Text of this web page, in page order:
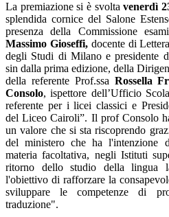
La premiazione si è svoltavenerdì
splendida cornice del Salone
presenza della Commissione
Massimo Gioseffi, docente di
degli Studi di Milano e presidente
sin dalla prima edizione, della
della referente Prof.ssa Rossella
Consolo, ispettore dell’Ufficio
referente per i licei classici e
del Liceo Cairoli”. Il prof Consolo
un valore che si sta riscoprendo
del ministero che ha l'intenzione
materia facoltativa, negli Istituti
ritorno dello studio della lingua
l'obiettivo di rafforzare la
sviluppare le competenze di
traduzione".